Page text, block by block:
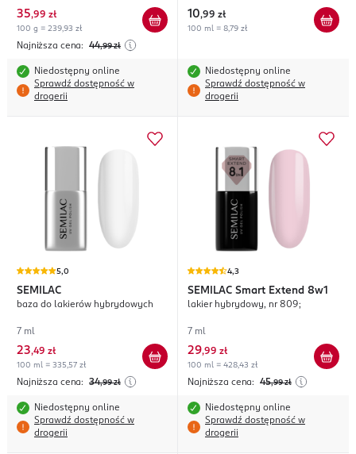
35,99 zł
100 g = 239,93 zł
Najniższa cena: 44,99 zł
Niedostępny online
Sprawdź dostępność w
drogerii
10,99 zł
100 ml = 8,79 zł
Niedostępny online
Sprawdź dostępność w
drogerii
5,0
SEMILAC
baza do lakierów hybrydowych
7 ml
23,49 zł
100 ml = 335,57 zł
Najniższa cena: 34,99 zł
Niedostępny online
Sprawdź dostępność w
drogerii
4,3
SEMILAC Smart Extend 8w1
lakier hybrydowy, nr 809;
7 ml
29,99 zł
100 ml = 428,43 zł
Najniższa cena: 45,99 zł
Niedostępny online
Sprawdź dostępność w
drogerii